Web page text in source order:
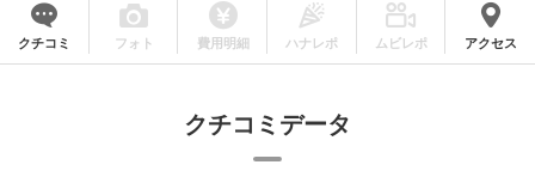
クチコミ フォト 費用明細 ハナレポ ムビレポ アクセス
クチコミデータ